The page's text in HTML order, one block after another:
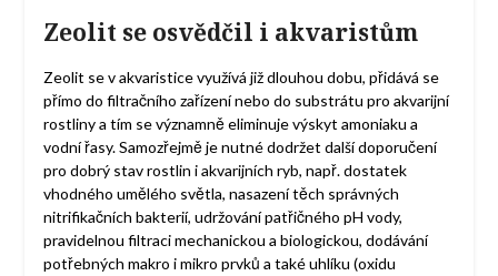
Zeolit se osvědčil i akvaristům
Zeolit se v akvaristice využívá již dlouhou dobu, přidává se
přímo do filtračního zařízení nebo do substrátu pro akvarijní
rostliny a tím se významně eliminuje výskyt amoniaku a
vodní řasy. Samozřejmě je nutné dodržet další doporučení
pro dobrý stav rostlin i akvarijních ryb, např. dostatek
vhodného umělého světla, nasazení těch správných
nitrifikačních bakterií, udržování patřičného pH vody,
pravidelnou filtraci mechanickou a biologickou, dodávání
potřebných makro i mikro prvků a také uhlíku (oxidu